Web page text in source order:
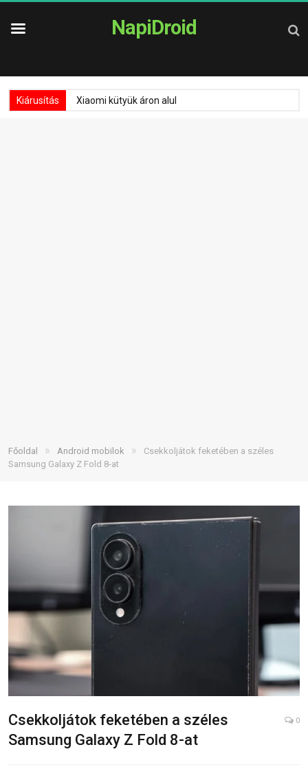
NapiDroid
Kiárusítás Xiaomi kütyük áron alul
Főoldal » Android mobilok »
Csekkoljátok feketében a széles
Samsung Galaxy Z Fold 8-at
Csekkoljátok feketében a széles
Samsung Galaxy Z Fold 8-at
0